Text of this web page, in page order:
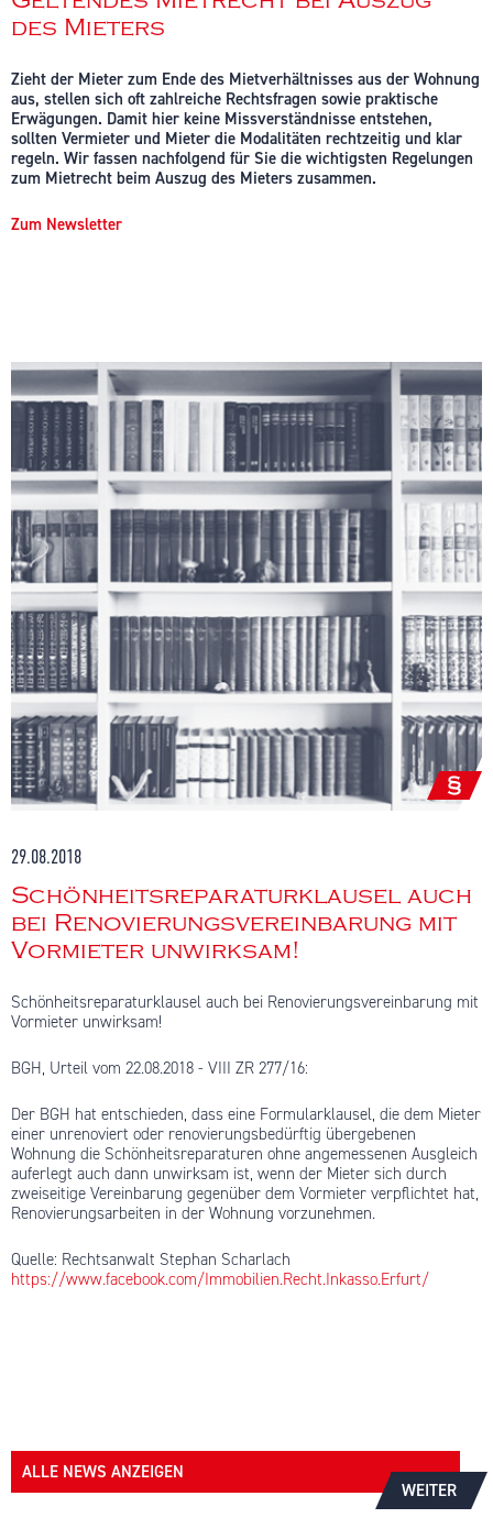
des Mieters
Zieht der Mieter zum Ende des Mietverhältnisses aus der Wohnung
aus, stellen sich oft zahlreiche Rechtsfragen sowie praktische
Erwägungen. Damit hier keine Missverständnisse entstehen,
sollten Vermieter und Mieter die Modalitäten rechtzeitig und klar
regeln. Wir fassen nachfolgend für Sie die wichtigsten Regelungen
zum Mietrecht beim Auszug des Mieters zusammen.
Zum Newsletter
29.08.2018
Schönheitsreparaturklausel auch
bei Renovierungsvereinbarung mit
Vormieter unwirksam!
Schönheitsreparaturklausel auch bei Renovierungsvereinbarung mit
Vormieter unwirksam!
BGH, Urteil vom 22.08.2018 - VIII ZR 277/16:
Der BGH hat entschieden, dass eine Formularklausel, die dem Mieter
einer unrenoviert oder renovierungsbedürftig übergebenen
Wohnung die Schönheitsreparaturen ohne angemessenen Ausgleich
auferlegt auch dann unwirksam ist, wenn der Mieter sich durch
zweiseitige Vereinbarung gegenüber dem Vormieter verpflichtet hat,
Renovierungsarbeiten in der Wohnung vorzunehmen.
Quelle: Rechtsanwalt Stephan Scharlach
https://www.facebook.com/Immobilien.Recht.Inkasso.Erfurt/
ALLE NEWS ANZEIGEN
WEITER